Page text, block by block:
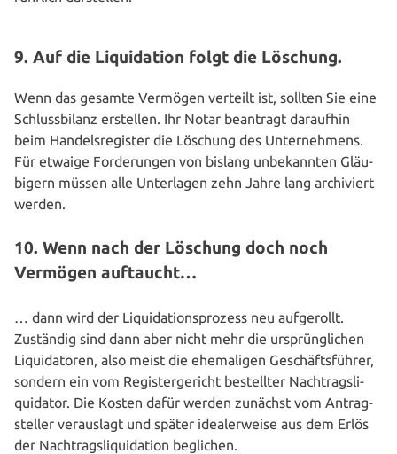
9. Auf die Liquidation folgt die Löschung.
Wenn das gesamte Vermögen verteilt ist, sollten Sie eine
Schluss­bi­lanz erstellen. Ihr Notar beantragt daraufhin
beim Han­dels­re­gis­ter die Löschung des Unter­neh­mens.
Für etwaige For­de­run­gen von bislang unbe­kann­ten Gläu­
bi­gern müssen alle Unter­la­gen zehn Jahre lang archi­viert
werden.
10. Wenn nach der Löschung doch noch
Vermögen auftaucht…
… dann wird der Liqui­da­ti­ons­pro­zess neu auf­ge­rollt.
Zuständig sind dann aber nicht mehr die ursprüng­li­chen
Liqui­da­to­ren, also meist die ehe­ma­li­gen Geschäfts­füh­rer,
sondern ein vom Regis­ter­ge­richt bestell­ter Nach­trags­li­
qui­da­tor. Die Kosten dafür werden zunächst vom Antrag­
stel­ler ver­aus­lagt und später idea­ler­wei­se aus dem Erlös
der Nach­trags­li­qui­da­ti­on beglichen.